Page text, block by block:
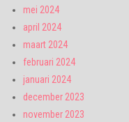
mei 2024
april 2024
maart 2024
februari 2024
januari 2024
december 2023
november 2023